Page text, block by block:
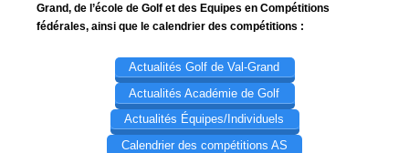
Grand, de l’école de Golf et des Equipes en Compétitions
fédérales, ainsi que le calendrier des compétitions :
Actualités Golf de Val-Grand
Actualités Académie de Golf
Actualités Équipes/Individuels
Calendrier des compétitions AS